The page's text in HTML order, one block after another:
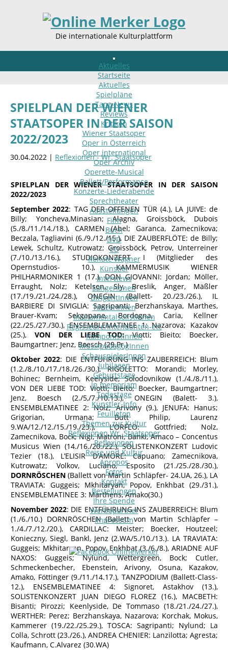
Die internationale Kulturplattform
Aktuelles
Startseite
Aktuelles
Spielpläne
Tanz-News
Reviews
Kritiken
Wiener Staatsoper
Oper in Österreich
Oper international
Oper Archiv
Operette-Musical
Ballett/Performance
Konzerte-Liederabende
Sprechtheater
Ausstellungen
Film
Buch
DVD
CD
Renate Wagner
Künstler
Interviews
SängerInnen
DirigentInnen
TänzerInnen
InstrumentalsolistInnen
Regisseure/Intendanten-etc
KomponistInnen
MusikpädagogInnen
SchauspielerInnen
Jubilaeen
Geburtstage
In memoriam
Todestage
Künstler-Info
Feuilleton
Themen zur Kultur
Reflexionen Wr. Staatsoper
Reflexionen
Reise und Kultur
Apropos
Fotos
Kontakt
Bestellungen
Ihre Spende
Werbepartner
Impressum
SPIELPLAN DER WIENER
STAATSOPER IN DER SAISON
2022/2023
30.04.2022 | Reflexionen - Wr. Staatsoper
SPIELPLAN DER WIENER STAATSOPER IN DER SAISON
2022/2023
September 2022: TAG DER OFFENEN TÜR (4.), LA JUIVE: de
Billy; Yoncheva,Minasian; Alagna, Groissböck, Dubois
(5./8./11./14./18.), CARMEN (Abel; Garanca, Zamecnikova;
Beczala, Tagliavini (6./9./12./15.), DIE ZAUBERFLÖTE: de Billy;
Lewek, Schultz, Kutrowatz; Groissböck, Petrov, Unterreiner
(7./10./13./16.), STUDIOKONZERT I (Mitglieder des
Opernstudios- 10.), KAMMERMUSIK WIENER
PHILHARMONIKER 1 (17.), DON GIOVANNI: Jordan; Möller,
Erraught, Nolz; Ketelsen, Sly, Breslik, Anger, Mäßler
(17./19./21./24./28.), ONEGIN (Ballett- 20./23./26.), IL
BARBIERE DI SIVIGLIA: Sagripanti; Berzhanskaya, Marthes,
Brauer-Kvam; Sekgapane, Bordogna, Caria, Kellner
(22./25./27./30.), ENSEMBLEMATINEE 1: Nazarova; Kazakov
(25.), VON DER LIEBE TOD:Viotti; Bieito; Boecker,
Baumgartner; Jenz, Boesch (29.Pr.)
Oktober 2022: DIE ENTFÜHRUNG INS ZAUBERREICH: Blum
(1.2./8./10./17./18./26./30.), RIGOLETTO: Morandi; Morley,
Bohinec; Bernheim, Keelyside, Solodovnikow (1./4./8./11.),
VON DER LIEBE TOD: Viotti; Bieito; Boecker, Baumgartner;
Jenz, Boesch (2./5,/7./10.13.), ONEGIN (Balett- 3.),
ENSEMBLEMATINEE 2: Nolz; Arivony (9.), JENUFA: Hanus;
Grigorian, Urmana; Butt Philip, Laurenz
9.WA/12./12./15./19./23.), L’ORFEO: Gottfried; Nolz,
Zamecnikova, Bock; Nigl, Matroni, Bankl, Amaco – Concentus
Musicus Wien (14./16./20./22.), SOLISTENKONZERT Ludovic
Tezier (18.), L’ELISIR D’AMORE: Capuano; Zamecnikova,
Kutrowatz; Volkov, Luciano, Esposito (21./25./28./30.),
DORNRÖSCHEN (Ballett von Martin Schläpfer- 24.UA, 26.), LA
TRAVIATA: Guggeis; Mkhitaryan, Popov, Enkhbat (29./31.),
ENSEMBLEMATINEE 3: Marthens, Amako(30.)
November 2022: DIE ENTFÜHRUNG INS ZAUBERREICH: Blum
(1./6./10.) DORNRÖSCHEN (Ballett von Martin Schläpfer –
1./4./7./12./20.), CARDILLAC: Meister; Boecker, Houtzeel;
Konieczny, Siegl, Bankl, Jenz (2.WA/5./10./13.). LA TRAVIATA:
Guggeis; Mkhitaryan, Popov, Enkhbat (3./6./8.), ARIADNE AUF
NAXOS: Guggeis; Nylund, Wettergreen, Bock; Cutler,
Schmeckenbecher, Ebenstein, Arivony, Osuna, Kazakov,
Amako, Föttinger (9./11./14.17.), TANZPODIUM (Ballett-Class-
12.), ENSEMBLEMATINEE 4: Signoret, Astakhov (13.),
SOLISTENKONZERT JUAN DIEGO FLOREZ (16.), MACBETH:
Bisanti; Pirozzi; Keenlyside, De Tommaso (18./21./24./27.),
WERTHER: Perez; Berzhanskaya, Nazarova; Korchak, Mokus,
Kammerer (19./22./25.29.), TOSCA: Sagripanti; Nylund; La
Colla, Schrott (23./26.), ANDREA CHENIER: Lanzilotta; Agresta;
Kaufmann, C.Alvarez (30.WA)